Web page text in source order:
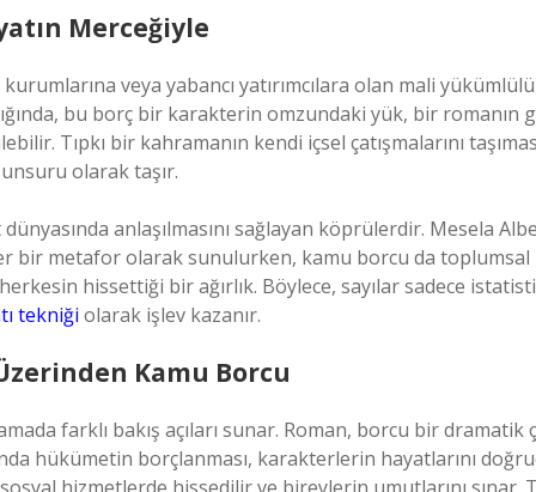
Merceğiyle
veya yabancı yatırımcılara olan mali
bu borç bir karakterin omzundaki yük, bir romanın
Tıpkı bir kahramanın kendi içsel çatışmalarını
olarak taşır.
anlaşılmasını sağlayan köprülerdir. Mesela
bir metafor olarak sunulurken, kamu borcu da
hissettiği bir ağırlık. Böylece, sayılar sadece
tekniği olarak işlev kazanır.
Kamu Borcu
farklı bakış açıları sunar. Roman, borcu bir dramatik
hükümetin borçlanması, karakterlerin hayatlarını